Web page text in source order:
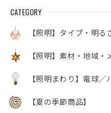
CATEGORY
【照明】タイプ・明る
【照明】素材・地域・
【照明まわり】電球
【夏の季節商品】